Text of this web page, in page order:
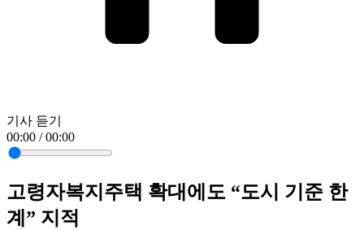
기사 듣기
00:00 / 00:00
고령자복지주택 확대에도 “도시 기준 한
계” 지적